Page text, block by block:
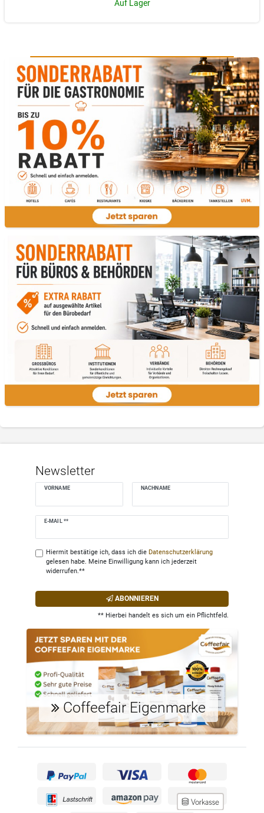
Auf Lager
Newsletter
VORNAME NACHNAME
E-MAIL **
Newsletter
Hiermit bestätige ich, dass ich die Daten­schutz­erklärung
gelesen habe. Meine Einwilligung kann ich jederzeit
widerrufen.**
ABONNIEREN
** Hierbei handelt es sich um ein Pflichtfeld.
Coffeefair Eigenmarke